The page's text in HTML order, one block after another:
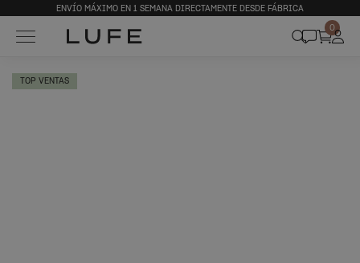
ENVÍO MÁXIMO EN 1 SEMANA DIRECTAMENTE DESDE FÁBRICA
0
TOP VENTAS